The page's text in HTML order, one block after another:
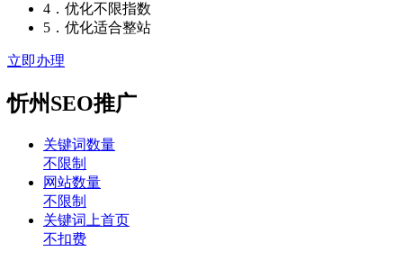
4．优化不限指数
5．优化适合整站
立即办理
忻州SEO推广
关键词数量
不限制
网站数量
不限制
关键词上首页
不扣费